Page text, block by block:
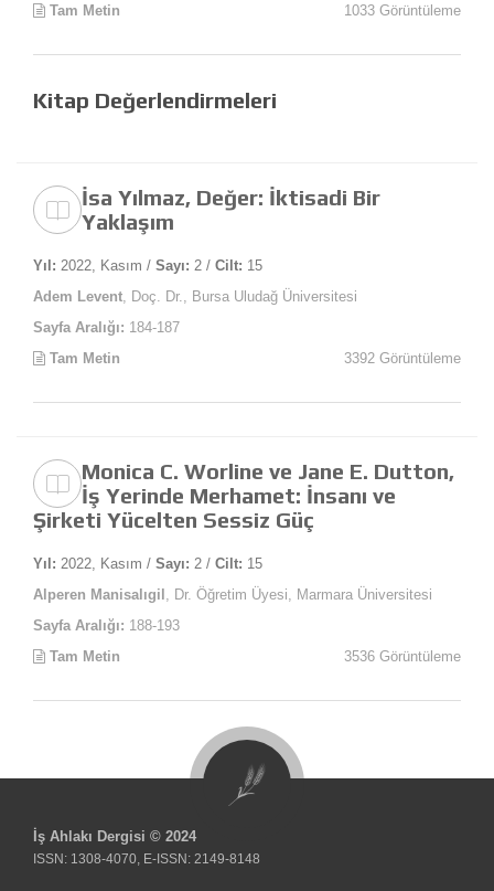
Tam Metin
1033 Görüntüleme
Kitap Değerlendirmeleri
İsa Yılmaz, Değer: İktisadi Bir
Yaklaşım
Yıl: 2022, Kasım / Sayı: 2 / Cilt: 15
Adem Levent , Doç. Dr., Bursa Uludağ Üniversitesi
Sayfa Aralığı: 184-187
Tam Metin
3392 Görüntüleme
Monica C. Worline ve Jane E. Dutton,
İş Yerinde Merhamet: İnsanı ve
Şirketi Yücelten Sessiz Güç
Yıl: 2022, Kasım / Sayı: 2 / Cilt: 15
Alperen Manisalıgil , Dr. Öğretim Üyesi, Marmara Üniversitesi
Sayfa Aralığı: 188-193
Tam Metin
3536 Görüntüleme
İş Ahlakı Dergisi © 2024
ISSN: 1308-4070, E-ISSN: 2149-8148